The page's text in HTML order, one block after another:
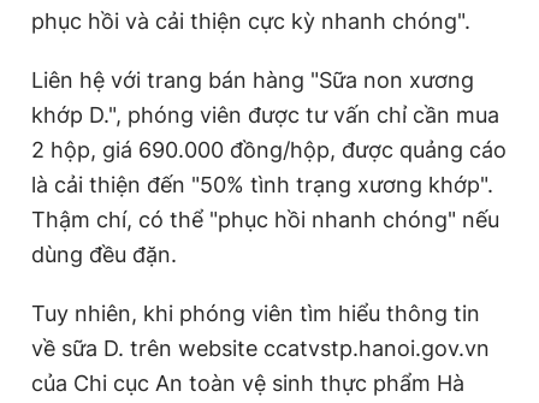
phục hồi và cải thiện cực kỳ nhanh chóng".
Liên hệ với trang bán hàng "Sữa non xương
khớp D.", phóng viên được tư vấn chỉ cần mua
2 hộp, giá 690.000 đồng/hộp, được quảng cáo
là cải thiện đến "50% tình trạng xương khớp".
Thậm chí, có thể "phục hồi nhanh chóng" nếu
dùng đều đặn.
Tuy nhiên, khi phóng viên tìm hiểu thông tin
về sữa D. trên website ccatvstp.hanoi.gov.vn
của Chi cục An toàn vệ sinh thực phẩm Hà